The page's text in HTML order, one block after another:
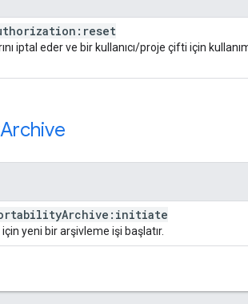
iptal eder ve bir kullanıcı/proje çifti için
Archive
Archive:initiate
yeni bir arşivleme işi başlatır.